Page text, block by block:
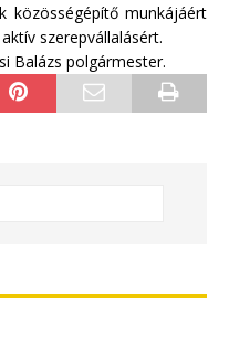
közösségépítő munkájáért
szerepvállalásért.
Balázs polgármester.